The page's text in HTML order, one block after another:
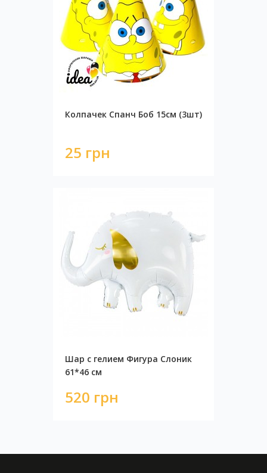
Колпачек Спанч Боб 15см (3шт)
25 грн
Шар с гелием Фигура Слоник
61*46 см
520 грн